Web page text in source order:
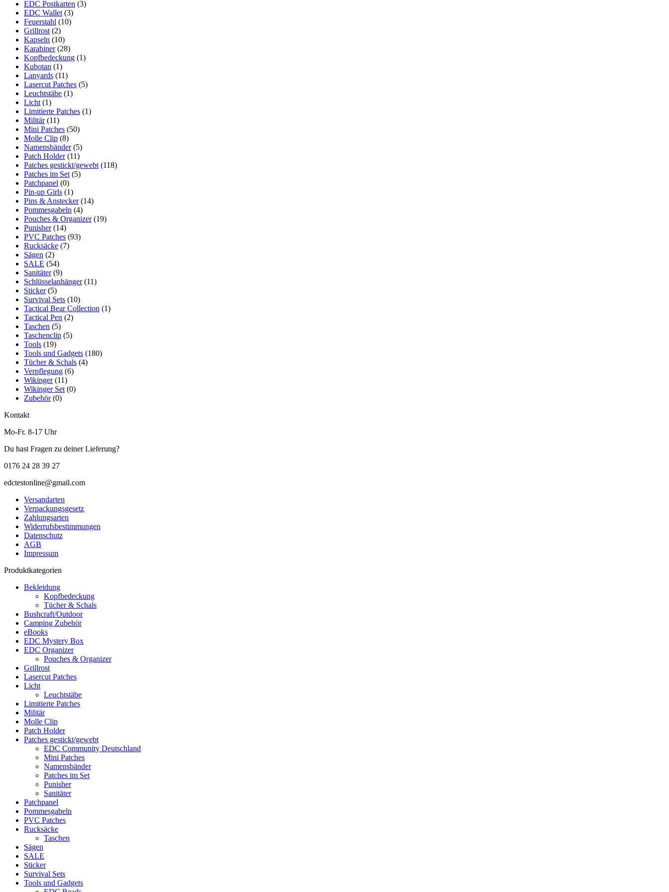
EDC Postkarten (3)
EDC Wallet (3)
Feuerstahl (10)
Grillrost (2)
Kapseln (10)
Karabiner (28)
Kopfbedeckung (1)
Kubotan (1)
Lanyards (11)
Lasercut Patches (5)
Leuchtstäbe (1)
Licht (1)
Limitierte Patches (1)
Militär (11)
Mini Patches (50)
Molle Clip (8)
Namensbänder (5)
Patch Holder (11)
Patches gestickt/gewebt (118)
Patches im Set (5)
Patchpanel (0)
Pin-up Girls (1)
Pins & Anstecker (14)
Pommesgabeln (4)
Pouches & Organizer (19)
Punisher (14)
PVC Patches (93)
Rucksäcke (7)
Sägen (2)
SALE (54)
Sanitäter (9)
Schlüsselanhänger (11)
Sticker (5)
Survival Sets (10)
Tactical Bear Collection (1)
Tactical Pen (2)
Taschen (5)
Taschenclip (5)
Tools (19)
Tools und Gadgets (180)
Tücher & Schals (4)
Verpflegung (6)
Wikinger (11)
Wikinger Set (0)
Zubehör (0)
Kontakt
Mo-Fr. 8-17 Uhr
Du hast Fragen zu deiner Lieferung?
0176 24 28 39 27
edctestonline@gmail.com
Versandarten
Verpackungsgesetz
Zahlungsarten
Widerrufsbestimmungen
Datenschutz
AGB
Impressum
Produktkategorien
Bekleidung
Kopfbedeckung
Tücher & Schals
Bushcraft/Outdoor
Camping Zubehör
eBooks
EDC Mystery Box
EDC Organizer
Pouches & Organizer
Grillrost
Lasercut Patches
Licht
Leuchtstäbe
Limitierte Patches
Militär
Molle Clip
Patch Holder
Patches gestickt/gewebt
EDC Community Deutschland
Mini Patches
Namensbänder
Patches im Set
Punisher
Sanitäter
Patchpanel
Pommesgabeln
PVC Patches
Rucksäcke
Taschen
Sägen
SALE
Sticker
Survival Sets
Tools und Gadgets